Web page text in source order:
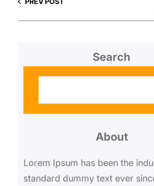
Search
About
Lorem Ipsum has been the
standard dummy text ever